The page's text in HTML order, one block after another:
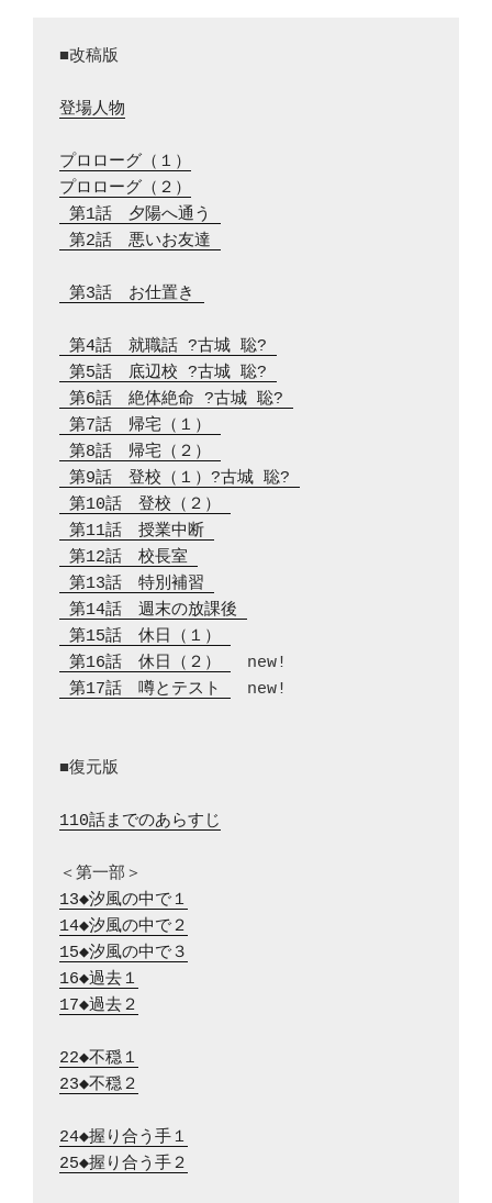
■改稿版
登場人物
プロローグ（１）
プロローグ（２）
第1話　夕陽へ通う
第2話　悪いお友達
第3話　お仕置き
第4話　就職話 ?古城 聡?
第5話　底辺校 ?古城 聡?
第6話　絶体絶命 ?古城 聡?
第7話　帰宅（１）
第8話　帰宅（２）
第9話　登校（１）?古城 聡?
第10話　登校（２）
第11話　授業中断
第12話　校長室
第13話　特別補習
第14話　週末の放課後
第15話　休日（１）
第16話　休日（２）
第17話　噂とテスト
new!
■復元版
110話までのあらすじ
13◆汐風の中で１
14◆汐風の中で２
15◆汐風の中で３
16◆過去１
17◆過去２
22◆不穏１
23◆不穏２
24◆握り合う手１
25◆握り合う手２